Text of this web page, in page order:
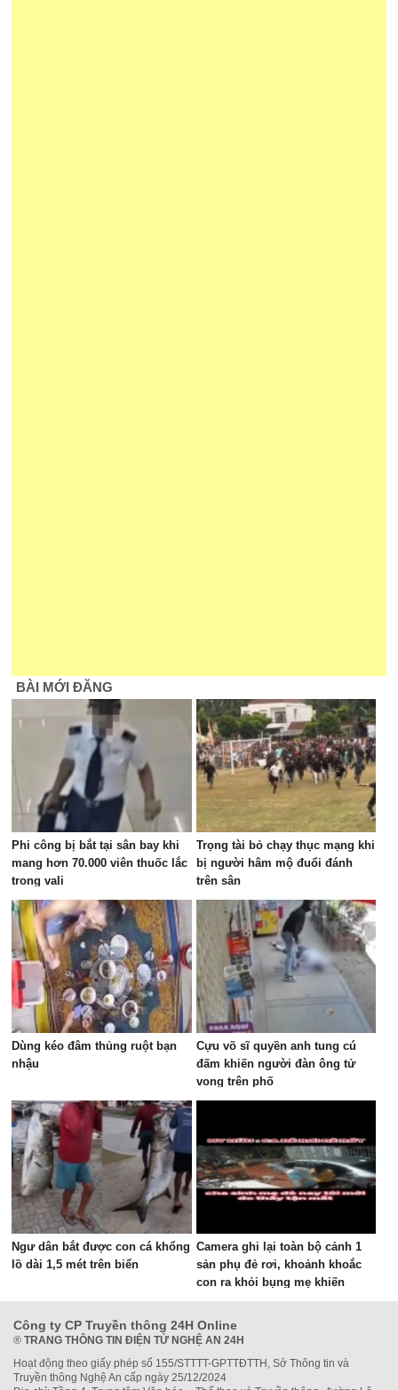
BÀI MỚI ĐĂNG
Phi công bị bắt tại sân bay khi
mang hơn 70.000 viên thuốc lắc
trong vali
Trọng tài bỏ chạy thục mạng khi
bị người hâm mộ đuổi đánh
trên sân
Dùng kéo đâm thủng ruột bạn
nhậu
Cựu võ sĩ quyền anh tung cú
đấm khiến người đàn ông tử
vong trên phố
Ngư dân bắt được con cá khổng
lồ dài 1,5 mét trên biển
Camera ghi lại toàn bộ cảnh 1
sản phụ đẻ rơi, khoảnh khoắc
con ra khỏi bụng mẹ khiến
nhiều người thót tim
Công ty CP Truyền thông 24H Online
® TRANG THÔNG TIN ĐIỆN TỬ NGHỆ AN 24H
Hoạt động theo giấy phép số 155/STTTT-GPTTĐTTH, Sở Thông tin và
Truyền thông Nghệ An cấp ngày 25/12/2024